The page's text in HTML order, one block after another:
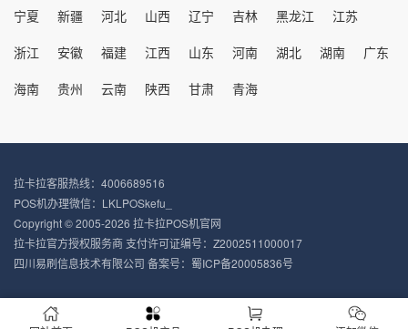
宁夏
新疆 河北 山西 辽宁 吉林 黑龙江
江苏
浙江
安徽 福建 江西 山东 河南 湖北 湖南
广东
海南
贵州 云南 陕西 甘肃 青海
拉卡拉客服热线：4006689516
POS机办理微信：LKLPOSkefu_
Copyright © 2005-2026 拉卡拉POS机官网
拉卡拉官方授权服务商 支付许可证编号：Z2002511000017
四川易刷信息技术有限公司 备案号： 蜀ICP备20005836号